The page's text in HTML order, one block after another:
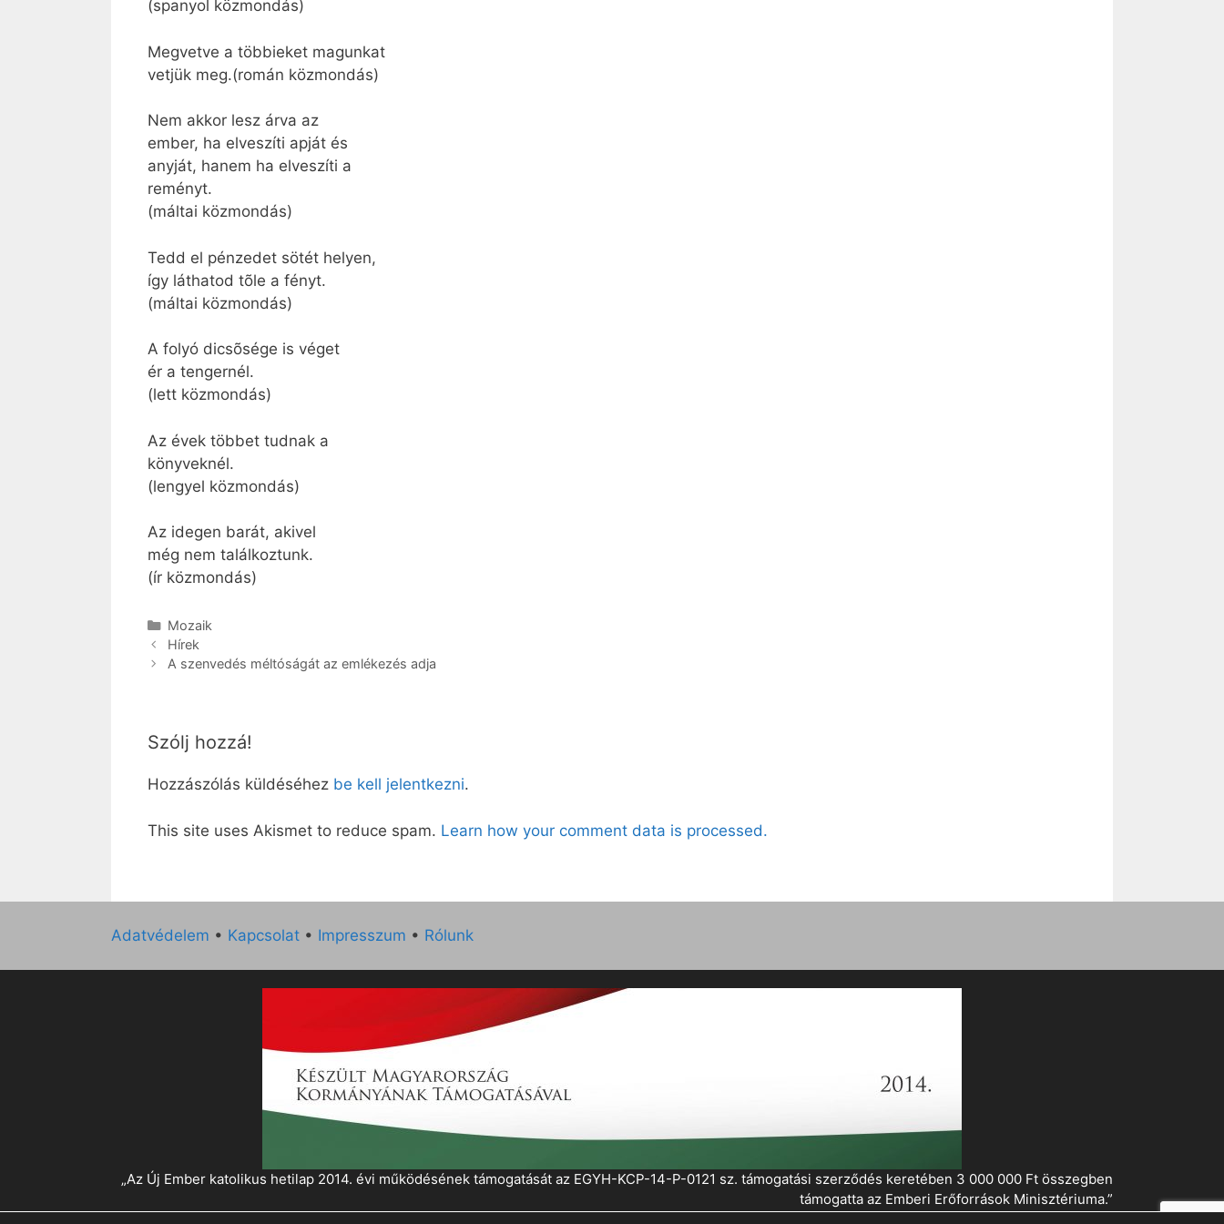
(spanyol közmondás)
Megvetve a többieket magunkat
vetjük meg.(román közmondás)
Nem akkor lesz árva az
ember, ha elveszíti apját és
anyját, hanem ha elveszíti a
reményt.
(máltai közmondás)
Tedd el pénzedet sötét helyen,
így láthatod tõle a fényt.
(máltai közmondás)
A folyó dicsõsége is véget
ér a tengernél.
(lett közmondás)
Az évek többet tudnak a
könyveknél.
(lengyel közmondás)
Az idegen barát, akivel
még nem találkoztunk.
(ír közmondás)
Kategória
Mozaik
Hírek
A szenvedés méltóságát az emlékezés adja
Szólj hozzá!
Hozzászólás küldéséhez be kell jelentkezni.
This site uses Akismet to reduce spam. Learn how your comment data is processed.
Adatvédelem • Kapcsolat • Impresszum • Rólunk
„Az Új Ember katolikus hetilap 2014. évi működésének támogatását az EGYH-KCP-14-P-0121 sz. támogatási szerződés keretében 3 000 000 Ft összegben
támogatta az Emberi Erőforrások Minisztériuma.”